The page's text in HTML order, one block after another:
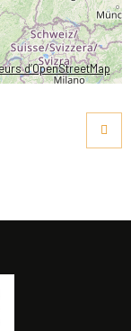
d’OpenStreetMap